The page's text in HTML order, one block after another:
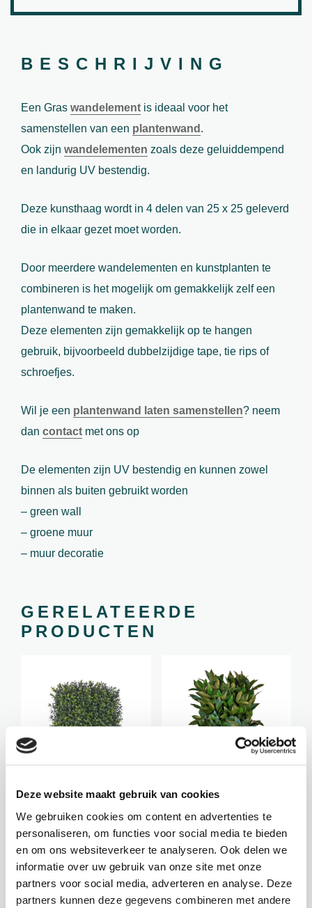
Deze website maakt gebruik van cookies
We gebruiken cookies om content en advertenties te
personaliseren, om functies voor social media te bieden
en om ons websiteverkeer te analyseren. Ook delen we
informatie over uw gebruik van onze site met onze
partners voor social media, adverteren en analyse. Deze
partners kunnen deze gegevens combineren met andere
BESCHRIJVING
Een Gras wandelement is ideaal voor het
samenstellen van een plantenwand .
Ook zijn wandelementen zoals deze geluiddempend
en landurig UV bestendig.
Deze kunsthaag wordt in 4 delen van 25 x 25 geleverd
die in elkaar gezet moet worden.
Door meerdere wandelementen en kunstplanten te
combineren is het mogelijk om gemakkelijk zelf een
plantenwand te maken.
Deze elementen zijn gemakkelijk op te hangen
gebruik, bijvoorbeeld dubbelzijdige tape, tie rips of
schroefjes.
Wil je een plantenwand laten samenstellen? neem
dan contact met ons op
De elementen zijn UV bestendig en kunnen zowel
binnen als buiten gebruikt worden
– green wall
– groene muur
– muur decoratie
GERELATEERDE
PRODUCTEN
ELEMENT
Hoogte: 50 cm
Breedte: 50 cm
Let op:
Wandbekleding
LAURACEAE / SC-12008UV
ELEMENT
Hoogte: 50 cm
Breedte: 50 cm
Let op:
Wandbekleding